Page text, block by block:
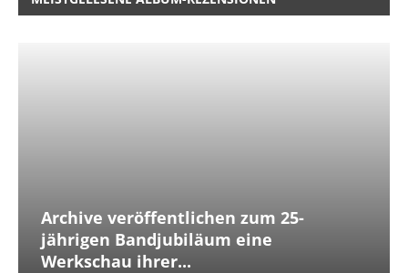
Archive veröffentlichen zum 25-
jährigen Bandjubiläum eine
Werkschau ihrer...